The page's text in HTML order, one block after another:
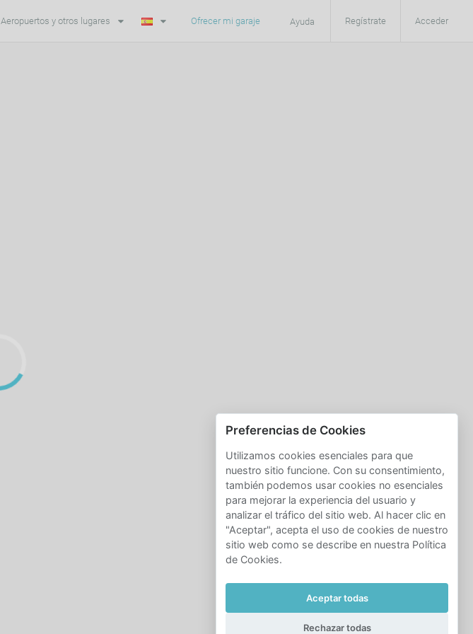
Ofrecer mi garaje Ayuda Regístrate Acceder
Aeropuertos y otros lugares
Preferencias de Cookies
Utilizamos cookies esenciales para que
nuestro sitio funcione. Con su consentimiento,
también podemos usar cookies no esenciales
para mejorar la experiencia del usuario y
analizar el tráfico del sitio web. Al hacer clic en
"Aceptar", acepta el uso de cookies de nuestro
sitio web como se describe en nuestra Política
de Cookies.
Aceptar todas
Rechazar todas